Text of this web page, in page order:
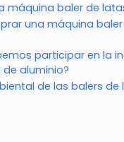
máquina baler de
una máquina
participar en la
aluminio?
de las balers de